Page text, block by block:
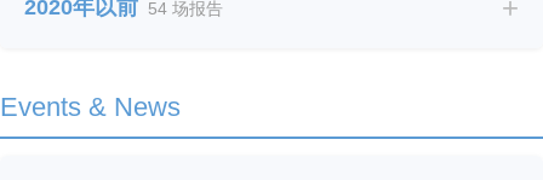
2026/01/09 14:00 @ LE201
2020年以前 54 场报告 +
Events & News